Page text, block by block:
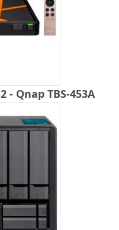
- Qnap TBS-453A